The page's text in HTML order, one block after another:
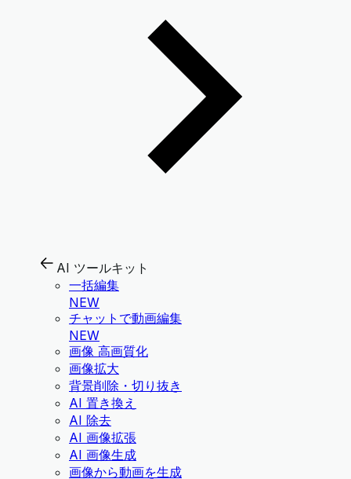
AI ツールキット
一括編集
NEW
チャットで動画編集
NEW
画像 高画質化
画像拡大
背景削除・切り抜き
AI 置き換え
AI 除去
AI 画像拡張
AI 画像生成
画像から動画を生成